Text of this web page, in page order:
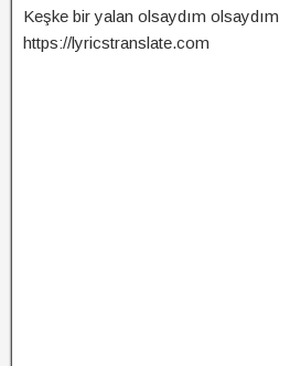
Keşke bir yalan olsaydım olsaydım
https://lyricstranslate.com